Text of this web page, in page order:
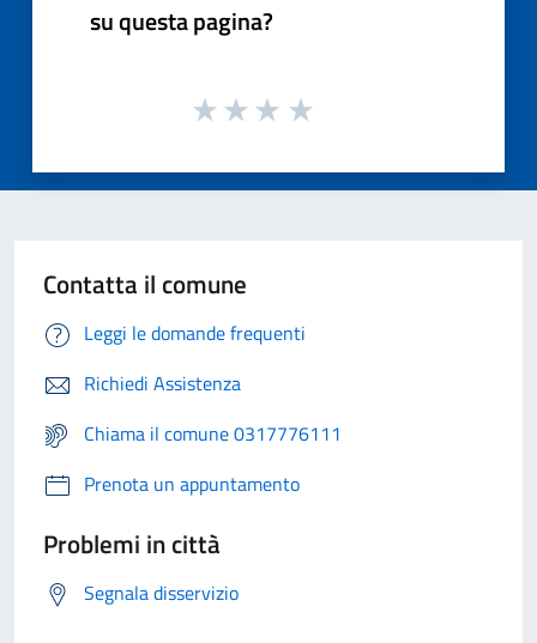
su questa pagina?
Contatta il comune
Leggi le domande frequenti
Richiedi Assistenza
Chiama il comune 0317776111
Prenota un appuntamento
Problemi in città
Segnala disservizio